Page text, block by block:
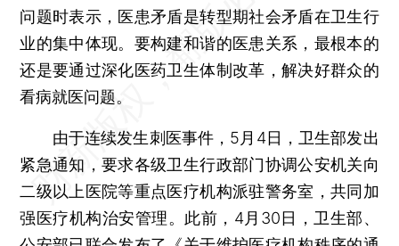
问题时表示，医患矛盾是转型期社会矛盾在卫生行
业的集中体现。要构建和谐的医患关系，最根本的
还是要通过深化医药卫生体制改革，解决好群众的
看病就医问题。
由于连续发生刺医事件，5月4日，卫生部发出
紧急通知，要求各级卫生行政部门协调公安机关向
二级以上医院等重点医疗机构派驻警务室，共同加
强医疗机构治安管理。此前，4月30日，卫生部、